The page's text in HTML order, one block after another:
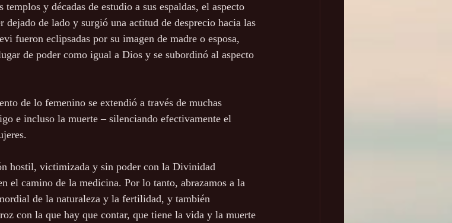
y décadas de estudio a sus espaldas, el aspecto
de lado y surgió una actitud de desprecio hacia las
fueron eclipsadas por su imagen de madre o esposa,
de poder como igual a Dios y se subordinó al aspecto
de lo femenino se extendió a través de muchas
e incluso la muerte – silenciando efectivamente el
hostil, victimizada y sin poder con la Divinidad
el camino de la medicina. Por lo tanto, abrazamos a la
de la naturaleza y la fertilidad, y también
con la que hay que contar, que tiene la vida y la muerte